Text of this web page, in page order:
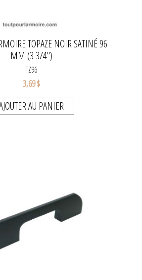
TOPAZE NOIR SATINÉ 96
MM (3 3/4'')
TZ96
3,69 $
AU PANIER